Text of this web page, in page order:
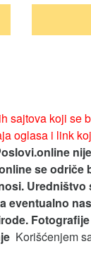
sajtova koji se
oglasa i link
se
Uredništvo
eventualno
Korišćenjem